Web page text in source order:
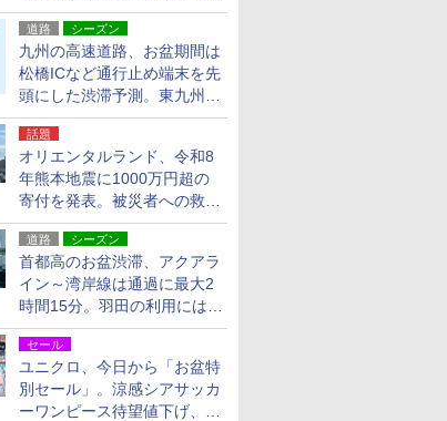
できる
道路 シーズン
九州の高速道路、お盆期間は
松橋ICなど通行止め端末を先
頭にした渋滞予測。東九州道
への迂回は料金調整を実施
話題
オリエンタルランド、令和8
年熊本地震に1000万円超の
寄付を発表。被災者への救援
活動・復旧支援
道路 シーズン
首都高のお盆渋滞、アクアラ
イン～湾岸線は通過に最大2
時間15分。羽田の利用には
「空港西出口」の利用検討を
セール
ユニクロ、今日から「お盆特
別セール」。涼感シアサッカ
ーワンピース待望値下げ、撥